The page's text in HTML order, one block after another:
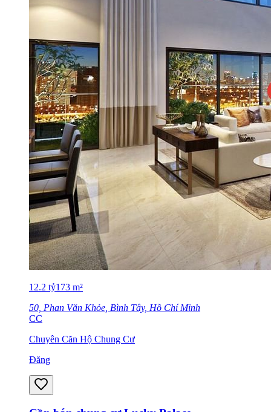
12.2 tỷ173 m²
50, Phan Văn Khỏe, Bình Tây, Hồ Chí Minh
CC
Chuyên Căn Hộ Chung Cư
Đăng